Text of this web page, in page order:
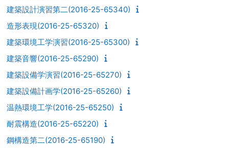
建築設計演習第二(2016-25-65340)
造形表現(2016-25-65320)
建築環境工学演習(2016-25-65300)
建築音響(2016-25-65290)
建築設備学演習(2016-25-65270)
建築設備計画学(2016-25-65260)
温熱環境工学(2016-25-65250)
耐震構造(2016-25-65220)
鋼構造第二(2016-25-65190)